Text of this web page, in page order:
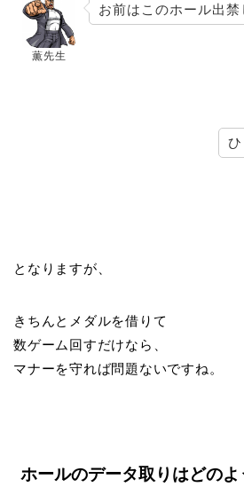
薫先生
お前はこのホール出禁
ひ
となりますが、
きちんとメダルを借りて
数ゲーム回すだけなら、
マナーを守れば問題ないですね。
ホールのデータ取りはどのよ